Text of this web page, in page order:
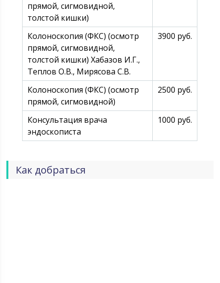
прямой, сигмовидной,
толстой кишки)
Колоноскопия (ФКС) (осмотр
прямой, сигмовидной,
толстой кишки) Хабазов И.Г.,
Теплов О.В., Мирясова С.В.
3900 руб.
Колоноскопия (ФКС) (осмотр
прямой, сигмовидной)
2500 руб.
Консультация врача
эндоскописта
1000 руб.
Как добраться